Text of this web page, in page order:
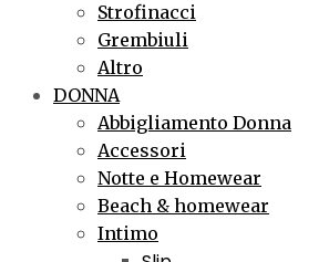
Strofinacci
Grembiuli
Altro
DONNA
Abbigliamento Donna
Accessori
Notte e Homewear
Beach & homewear
Intimo